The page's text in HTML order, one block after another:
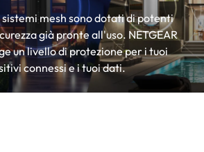
mesh sono dotati di potenti
già pronte all'uso. NETGEAR
un livello di protezione per i tuoi
connessi e i tuoi dati.